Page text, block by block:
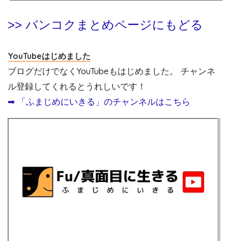
>> バンコクまとめページにもどる
YouTubeはじめました
ブログだけでなくYouTubeもはじめました。 チャンネ
ル登録してくれるとうれしいです！
➡︎ 「ふまじめにいきる」のチャンネルはこちら